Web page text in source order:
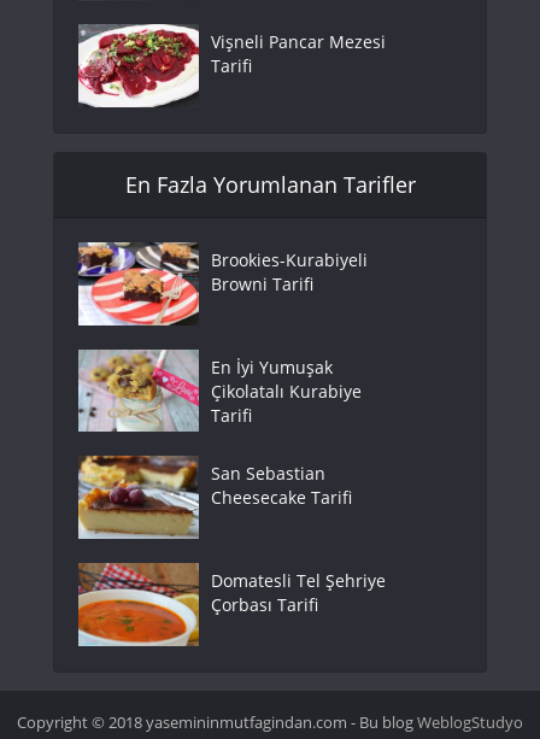
Vişneli Pancar Mezesi
Tarifi
En Fazla Yorumlanan Tarifler
Brookies-Kurabiyeli
Browni Tarifi
En İyi Yumuşak
Çikolatalı Kurabiye
Tarifi
San Sebastian
Cheesecake Tarifi
Domatesli Tel Şehriye
Çorbası Tarifi
Copyright © 2018 yasemininmutfagindan.com - Bu blogWeblogStudyo